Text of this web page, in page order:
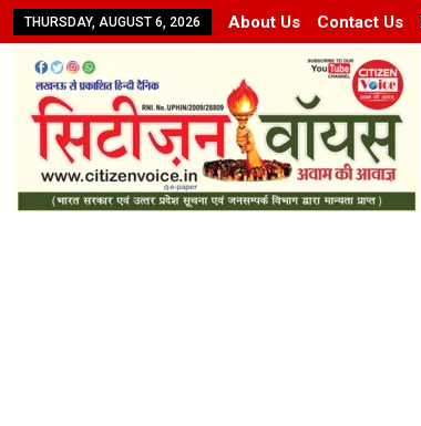
THURSDAY, AUGUST 6, 2026 About Us Contact Us